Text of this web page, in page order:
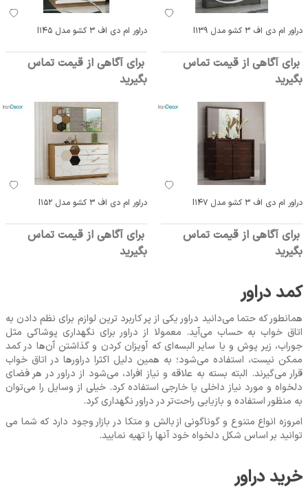
دراور ام دی اف 3 کشو مدل I139
برای آگاهی از قیمت تماس
بگیرید
دراور ام دی اف 3 کشو مدل I145
برای آگاهی از قیمت تماس
بگیرید
دراور ام دی اف 3 کشو مدل I147
برای آگاهی از قیمت تماس
بگیرید
دراور ام دی اف 3 کشو مدل I152
برای آگاهی از قیمت تماس
بگیرید
کمد دراور
همانطور که حتما می‌دانید دراور یکی از پر کاربرد ترین لوازم برای نظم دادن به
اتاق خواب به حساب می‌آید. معمولا از دراور برای نگهداری پوشاکی مثل
جوراب، زیر پوش و یا سایر البسه‌ای که آویزان کردن و گذاشتن آن‌ها در کمد
ممکن نیست، استفاده می‌شود؛ به همین دلیل اکثرا دراورها در اتاق خواب
قرار می‌گیرند. البته بسته به علاقه و نیاز افراد، می‌شود از دراور در هر فضای
دلخواه و مورد نیاز داخلی یا خارجی استفاده کرد. خیلی از وسایل را می‌توان
به منظور استفاده و بازیابی راحت‌تر در دراور نگهداری کرد.
امروزه انواع متنوع و گوناگونی از بالش و متکا در بازار وجود دارد که شما می
‌توانید بر اساس شکل دلخواه خود آنها را تهیه نمایید.
خرید دراور